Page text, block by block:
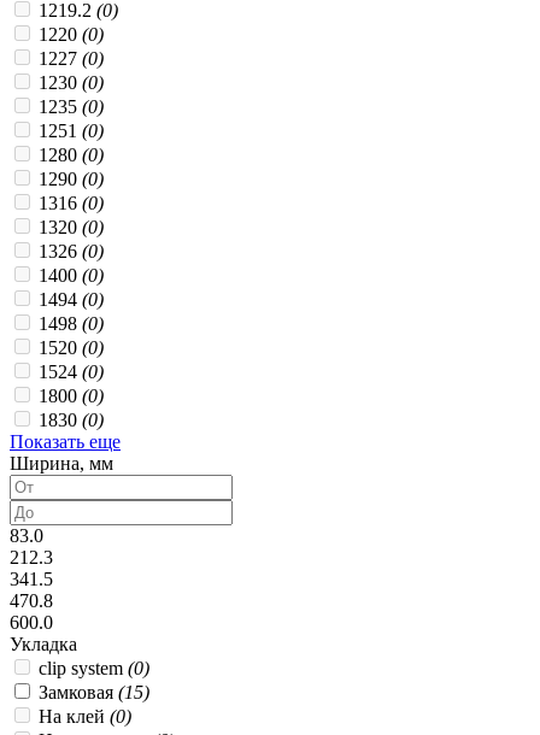
1219.2 (0)
1220 (0)
1227 (0)
1230 (0)
1235 (0)
1251 (0)
1280 (0)
1290 (0)
1316 (0)
1320 (0)
1326 (0)
1400 (0)
1494 (0)
1498 (0)
1520 (0)
1524 (0)
1800 (0)
1830 (0)
Показать еще
Ширина, мм
83.0
212.3
341.5
470.8
600.0
Укладка
clip system (0)
Замковая (15)
На клей (0)